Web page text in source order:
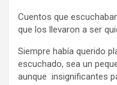
Cuentos que
que los llevaron a ser
Siempre había querido
escuchado, sea un
aunque insignificantes